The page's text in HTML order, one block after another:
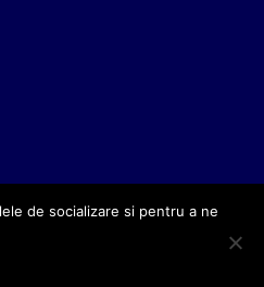
de socializare si pentru a ne